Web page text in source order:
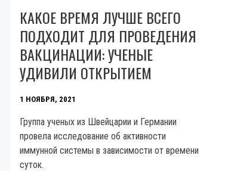
КАКОЕ ВРЕМЯ ЛУЧШЕ ВСЕГО
ПОДХОДИТ ДЛЯ ПРОВЕДЕНИЯ
ВАКЦИНАЦИИ: УЧЕНЫЕ
УДИВИЛИ ОТКРЫТИЕМ
1 НОЯБРЯ, 2021
Группа ученых из Швейцарии и Германии
провела исследование об активности
иммунной системы в зависимости от времени
суток.